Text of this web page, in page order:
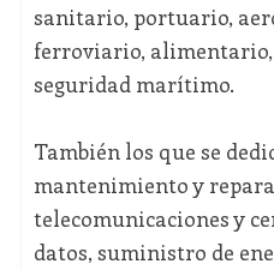
sanitario, portuario,
ferroviario,
seguridad marítimo.
También los que se
mantenimiento y
telecomunicaciones y
datos, suministro de